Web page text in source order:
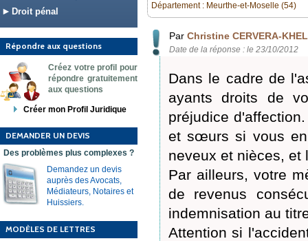
Droit pénal
Répondre aux questions
Créez votre profil pour
répondre gratuitement
aux questions
Créer mon Profil Juridique
DEMANDER UN DEVIS
Des problèmes plus complexes ?
Demandez un devis
auprès des Avocats,
Médiateurs, Notaires et
Huissiers.
MODÈLES DE LETTRES
Département : Meurthe-et-Moselle (54)
Par Christine CERVERA-
Date de la réponse : le 23/10/2012
Dans le cadre de
ayants droits de
préjudice
et sœurs si vous en
neveux et nièces,
Par ailleurs, votre
de revenus
indemnisation au
Attention si